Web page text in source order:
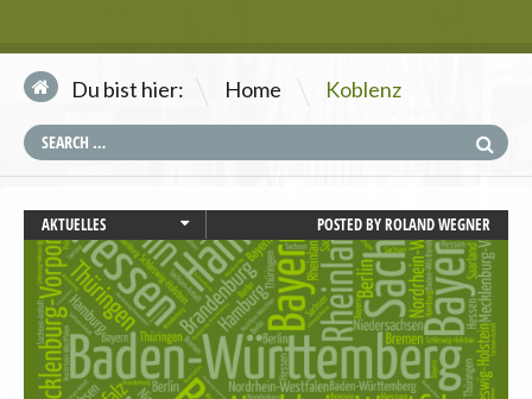
Du bist hier: Home \ Koblenz
AKTUELLES
BAYERN
NORDRHEIN-WESTFALEN
PRESSEMITTEILUNG
RHEINLAND-PFALZ
POSTED BYROLAND WEGNER